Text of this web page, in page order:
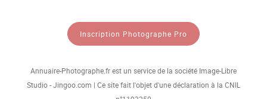
Inscription Photographe Pro
Annuaire-Photographe.fr est un service de la société Image-Libre
Studio - Jingoo.com | Ce site fait l'objet d'une déclaration à la CNIL